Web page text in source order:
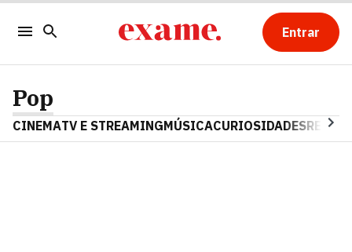
Entrar
Pop
CINEMATV E STREAMINGMÚSICACURIOSIDADES